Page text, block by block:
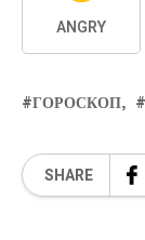
ANGRY
ГОРОСКОП
SHARE